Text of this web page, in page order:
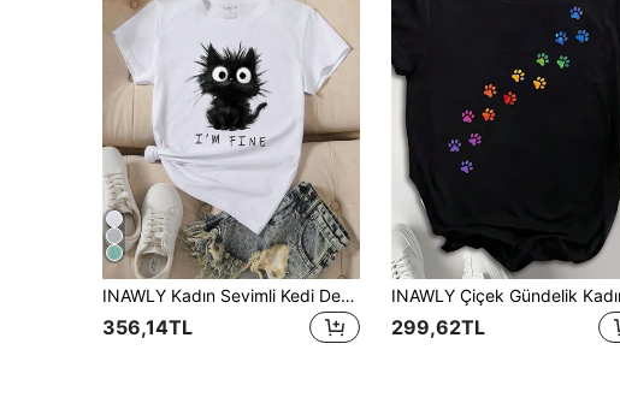
INAWLY Kadın Sevimli Kedi Desenli Grafik Kısa Kollu Tişört
356,14TL 299,62TL